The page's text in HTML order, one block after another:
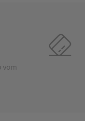
vom